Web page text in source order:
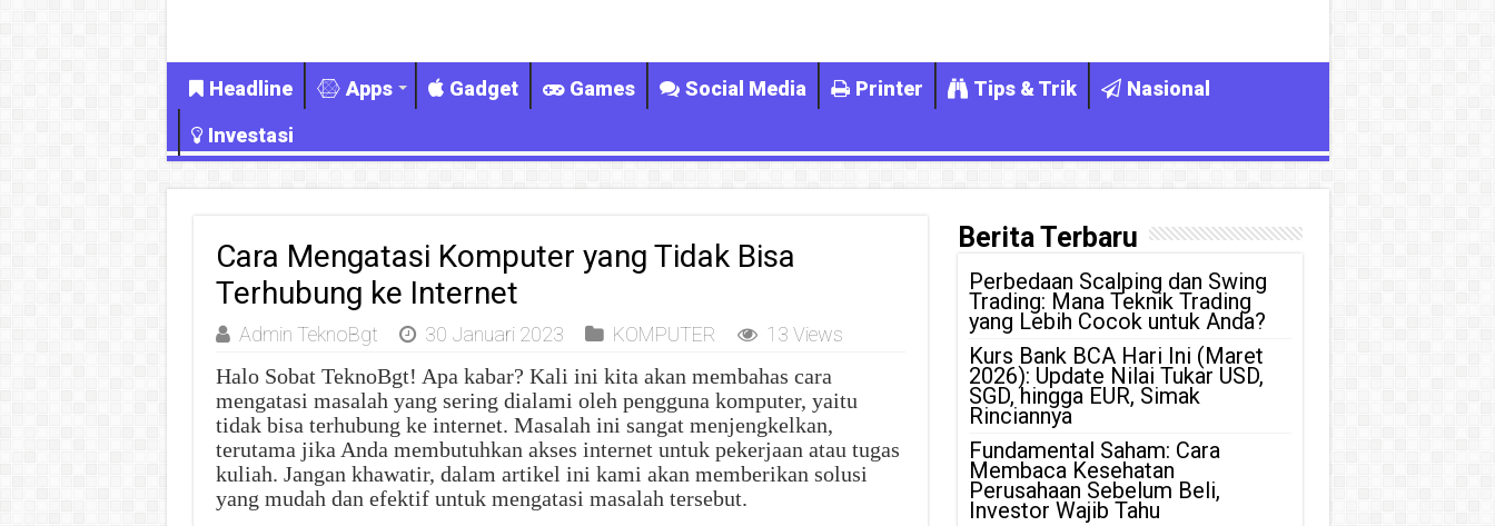
Headline Apps Gadget Games Social Media Printer Tips & Trik
Nasional
Investasi
Cara Mengatasi Komputer yang Tidak Bisa
Terhubung ke Internet
Admin TeknoBgt 30 Januari 2023 KOMPUTER 13 Views
Halo Sobat TeknoBgt! Apa kabar? Kali ini kita akan membahas cara
mengatasi masalah yang sering dialami oleh pengguna komputer, yaitu
tidak bisa terhubung ke internet. Masalah ini sangat menjengkelkan,
terutama jika Anda membutuhkan akses internet untuk pekerjaan atau tugas
kuliah. Jangan khawatir, dalam artikel ini kami akan memberikan solusi
yang mudah dan efektif untuk mengatasi masalah tersebut.
Berita Terbaru
Perbedaan Scalping dan Swing
Trading: Mana Teknik Trading
yang Lebih Cocok untuk Anda?
Kurs Bank BCA Hari Ini (Maret
2026): Update Nilai Tukar USD,
SGD, hingga EUR, Simak
Rinciannya
Fundamental Saham: Cara
Membaca Kesehatan
Perusahaan Sebelum Beli,
Investor Wajib Tahu